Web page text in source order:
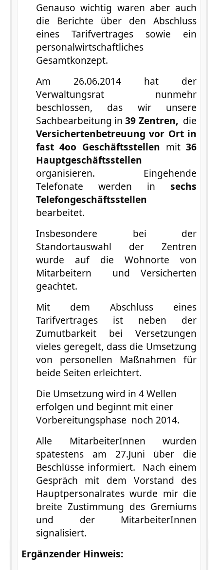
Genauso wichtig waren aber auch
die Berichte über den Abschluss
eines Tarifvertrages sowie ein
personalwirtschaftliches
Gesamtkonzept.
Am 26.06.2014 hat der
Verwaltungsrat nunmehr
beschlossen, das wir unsere
Sachbearbeitung in39 Zentren,die
Versichertenbetreuung vor Ort in
fast 4oo Geschäftsstellen mit36
Hauptgeschäftsstellen
organisieren. Eingehende
Telefonate werden in sechs
Telefongeschäftsstellen
bearbeitet.
Insbesondere bei der
Standortauswahl der Zentren
wurde auf die Wohnorte von
Mitarbeitern und Versicherten
geachtet.
Mit dem Abschluss eines
Tarifvertrages ist neben der
Zumutbarkeit bei Versetzungen
vieles geregelt, dass die Umsetzung
von personellen Maßnahmen für
beide Seiten erleichtert.
Die Umsetzung wird in 4 Wellen
erfolgen und beginnt mit einer
Vorbereitungsphase noch 2014.
Alle MitarbeiterInnen wurden
spätestens am 27.Juni über die
Beschlüsse informiert. Nach einem
Gespräch mit dem Vorstand des
Hauptpersonalrates wurde mir die
breite Zustimmung des Gremiums
und der MitarbeiterInnen
signalisiert.
Ergänzender Hinweis: